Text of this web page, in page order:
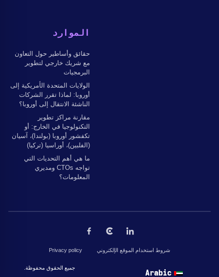
الموارد
حقائق وأساطير حول التعاون
مع شريك خارجي لتطوير
البرمجيات
الولايات المتحدة الأمريكية إلى
أوروبا: لماذا تقرر الشركات
الناشئة الانتقال إلى أوروبا؟
مقارنة مراكز تطوير
التكنولوجيا في الخارج: أو
تكفشور أوروبا (بولندا)، آسيان
(الفلبين)، أوراسيا (تركيا)
ما هي أهم التحديات التي
تواجه CTOs ومديري
المعلومات؟
Privacy policy شروط استخدام الموقع الإلكتروني
Arabic